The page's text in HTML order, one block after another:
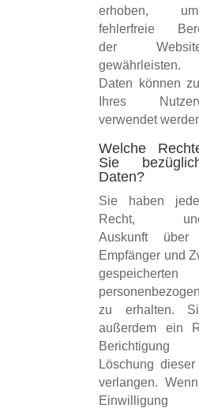
erhoben,
fehlerfreie
der
Daten können
Ihres
verwendet
Welche
Sie
Daten?
Sie haben
Recht,
Auskunft über
Empfänger und
gespeicherten
zu erhalten.
außerdem ein
Löschung
verlangen.